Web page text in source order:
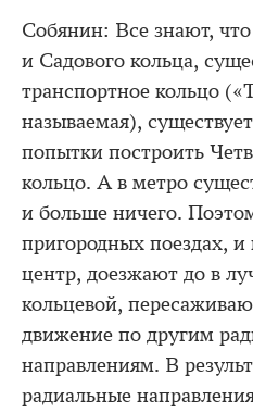
Собянин: Все знают,
и Садового кольца,
транспортное кольцо
называемая),
попытки построить
кольцо. А в метро
и больше ничего.
пригородных поездах,
центр, доезжают до в
кольцевой,
движение по другим
направлениям. В
радиальные